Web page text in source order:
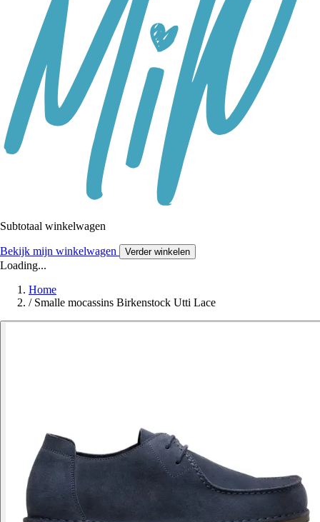
Subtotaal winkelwagen
Bekijk mijn winkelwagen Verder winkelen
Loading...
Home
/ Smalle mocassins Birkenstock Utti Lace